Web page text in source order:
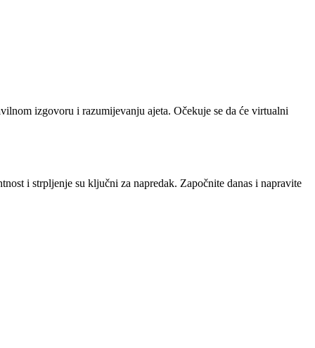
izgovoru i razumijevanju ajeta. Očekuje se da će virtualni
i strpljenje su ključni za napredak. Započnite danas i napravite